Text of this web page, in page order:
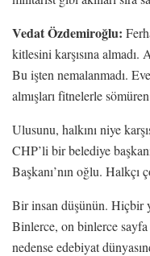
Vedat Özdemiroğlu:
kitlesini karşısına
Bu işten nemalanmadı.
almışları fitnelerle
Ulusunu, halkını niye
CHP’li bir belediye
Başkanı’nın oğlu. Halkçı
Bir insan düşünün. Hiçbir
Binlerce, on binlerce
nedense edebiyat